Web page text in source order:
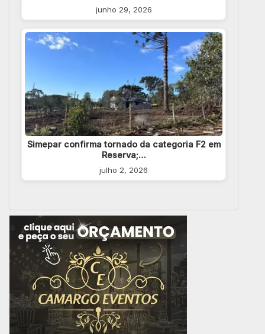
junho 29, 2026
Simepar confirma tornado da categoria F2 em
Reserva;…
julho 2, 2026